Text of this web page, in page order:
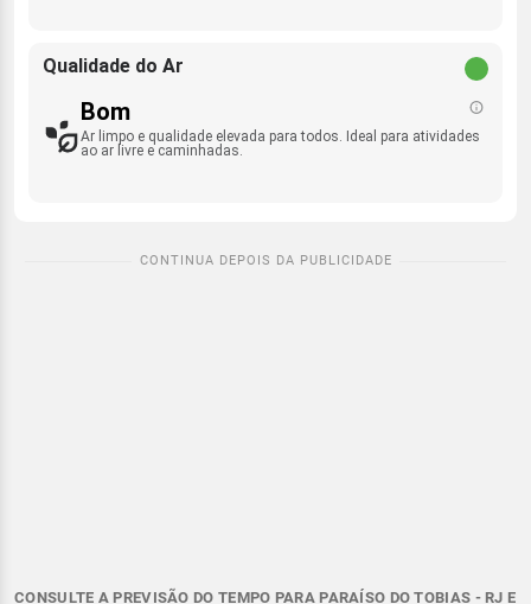
Qualidade do Ar
Bom
Ar limpo e qualidade elevada para todos. Ideal para atividades
ao ar livre e caminhadas.
CONSULTE A PREVISÃO DO TEMPO PARA PARAÍSO DO TOBIAS - RJ E